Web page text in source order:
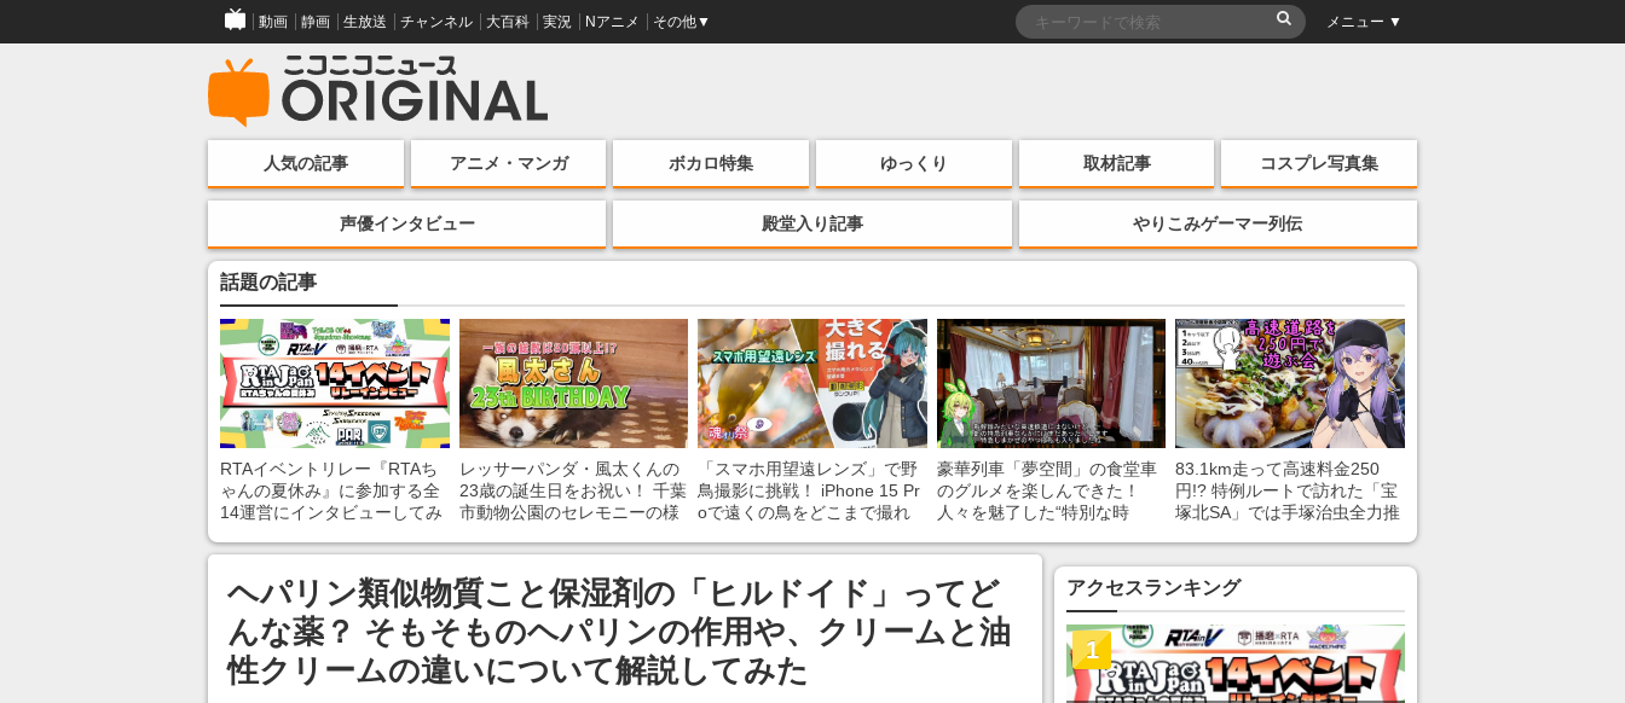
動画 静画 生放送 チャンネル 大百科 実況 Nアニメ その他▼ メニュー ▼
人気の記事 アニメ・マンガ ボカロ特集 ゆっくり 取材記事 コスプレ写真集
声優インタビュー 殿堂入り記事 やりこみゲーマー列伝
話題の記事
RTAイベントリレー『RTAち
ゃんの夏休み』に参加する全
14運営にインタビューしてみ
ンネルの貸し出しを利用し8/9
から1週間にわたって開催
レッサーパンダ・風太くんの
23歳の誕生日をお祝い！ 千葉
市動物公園のセレモニーの様
「スマホ用望遠レンズ」で野
鳥撮影に挑戦！ iPhone 15 Pr
oで遠くの鳥をどこまで撮れ
豪華列車「夢空間」の食堂車
のグルメを楽しんできた！
人々を魅了した“特別な時
あ」「行ってみたい」の声
83.1km走って高速料金250
円!? 特例ルートで訪れた「宝
塚北SA」では手塚治虫全力推
ヘパリン類似物質こと保湿剤の「ヒルドイド」ってど
んな薬？ そもそものヘパリンの作用や、クリームと油
性クリームの違いについて解説してみた
アクセスランキング
1